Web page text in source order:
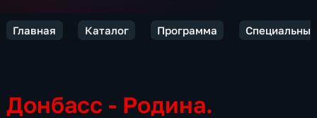
Главная Каталог Программа
Донбасс - Родина.